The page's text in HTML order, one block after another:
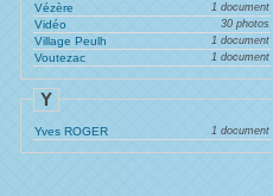
Vézère 1 document
Vidéo 30 photos
Village Peulh 1 document
Voutezac 1 document
Y
Yves ROGER 1 document